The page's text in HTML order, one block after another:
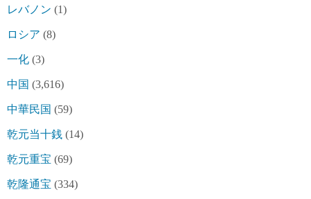
レバノン (1)
ロシア (8)
一化 (3)
中国 (3,616)
中華民国 (59)
乾元当十銭 (14)
乾元重宝 (69)
乾隆通宝 (334)